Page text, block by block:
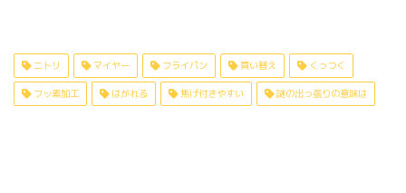
ニトリ マイヤー フライパン 買い替え くっつく
フッ素加工 はがれる 焦げ付きやすい 謎の出っ張りの意味は